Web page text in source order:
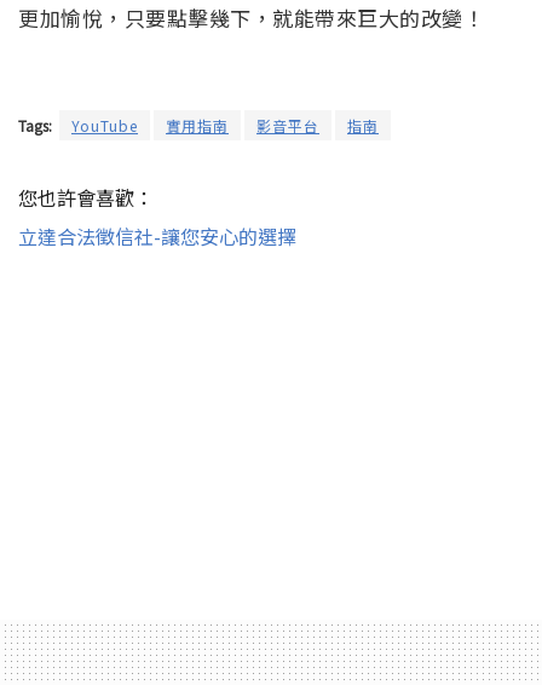
更加愉悅，只要點擊幾下，就能帶來巨大的改變！
Tags: YouTube 實用指南 影音平台 指南
您也許會喜歡：
立達合法徵信社-讓您安心的選擇